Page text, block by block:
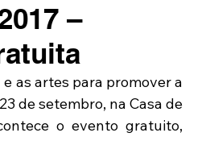
–
as artes para promover a
de setembro, na Casa de
o evento gratuito,